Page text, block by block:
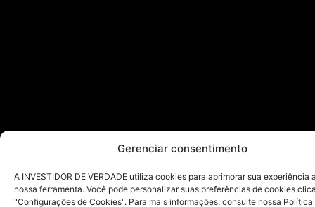
Gerenciar consentimento
A INVESTIDOR DE VERDADE utiliza cookies para aprimorar sua experiência
nossa ferramenta. Você pode personalizar suas preferências de cookies
"Configurações de Cookies". Para mais informações, consulte nossa Política